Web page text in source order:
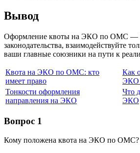
Вывод
Оформление квоты на ЭКО по ОМС —
законодательства, взаимодействуйте
ваши главные союзники на пути к
Квота на ЭКО по ОМС: кто
имеет право
Как
ЭКО
Тонкости оформления
направления на ЭКО
Что
ЭКО
Вопрос 1
Кому положена квота на ЭКО по ОМС?